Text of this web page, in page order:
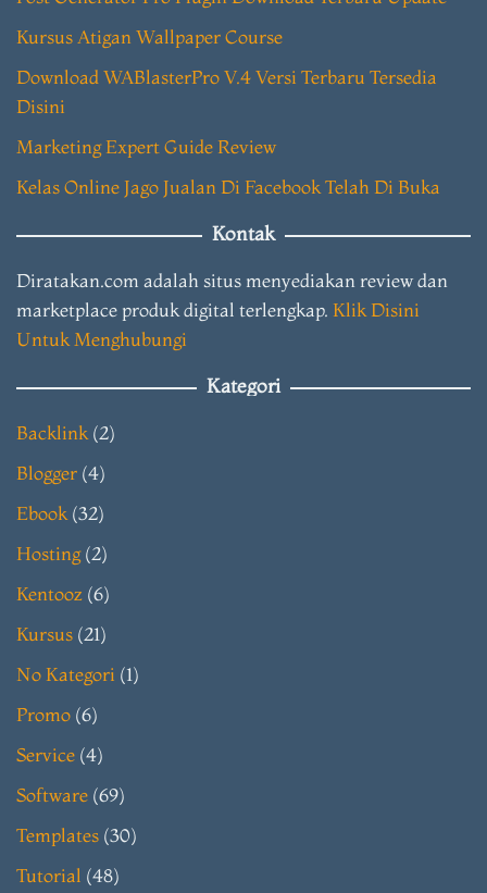
Kursus Atigan Wallpaper Course
Download WABlasterPro V.4 Versi Terbaru Tersedia
Disini
Marketing Expert Guide Review
Kelas Online Jago Jualan Di Facebook Telah Di Buka
Kontak
Diratakan.com adalah situs menyediakan review dan
marketplace produk digital terlengkap. Klik Disini
Untuk Menghubungi
Kategori
Backlink(2)
Blogger (4)
Ebook(32)
Hosting(2)
Kentooz (6)
Kursus (21)
No Kategori (1)
Promo (6)
Service (4)
Software (69)
Templates (30)
Tutorial (48)